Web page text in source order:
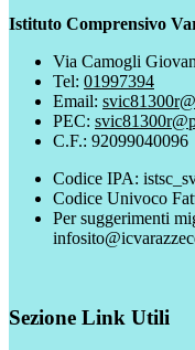
Istituto Comprensivo
Via Camogli
Tel: 01997394
Email:
PEC:
C.F.: 92099040096
Codice IPA:
Codice Univoco
Per suggerimenti
Sezione Link Utili